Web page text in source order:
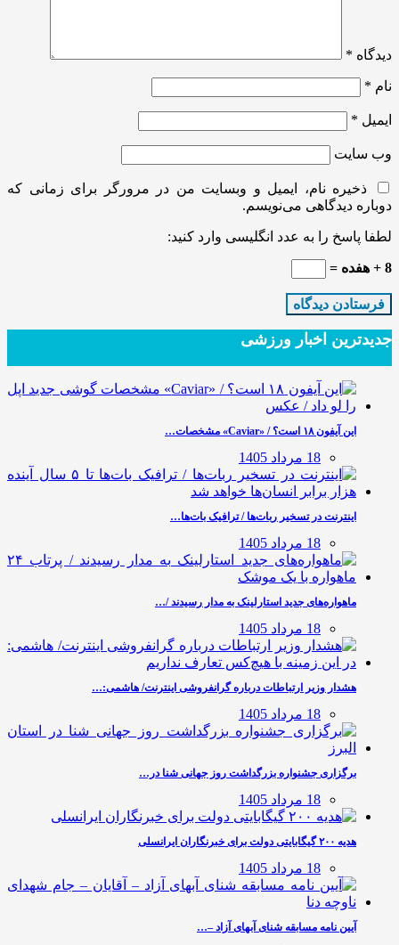
دیدگاه *
نام *
ایمیل *
وب‌ سایت
ذخیره نام، ایمیل و وبسایت من در مرورگر برای زمانی که
دوباره دیدگاهی می‌نویسم.
لطفا پاسخ را به عدد انگلیسی وارد کنید:
8 + هفده =
جدیدترین‌ اخبار ورزشی
این آیفون ۱۸ است؟ / «Caviar» مشخصات…
18 مرداد 1405
اینترنت در تسخیر ربات‌ها / ترافیک بات‌ها…
18 مرداد 1405
ماهواره‌های جدید استارلینک به مدار رسیدند /…
18 مرداد 1405
هشدار وزیر ارتباطات درباره گرانفروشی اینترنت/ هاشمی:…
18 مرداد 1405
برگزاری جشنواره بزرگداشت روز جهانی شنا در…
18 مرداد 1405
هدیه ۲۰۰ گیگابایتی دولت برای خبرنگاران ایرانسلی
18 مرداد 1405
آیین نامه مسابقه شنای آبهای آزاد –…